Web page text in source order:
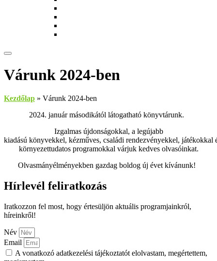
Várunk 2024-ben
Kezdőlap » Várunk 2024-ben
2024. január másodikától látogatható könyvtárunk.
Izgalmas újdonságokkal, a legújabb
kiadású könyvekkel, kézműves, családi rendezvényekkel, játékokkal
környezettudatos programokkal várjuk kedves olvasóinkat.
Olvasmányélményekben gazdag boldog új évet kívánunk!
Hírlevél feliratkozás
Iratkozzon fel most, hogy értesüljön aktuális programjainkról,
híreinkről!
Név
Email
A vonatkozó adatkezelési tájékoztatót elolvastam, megértettem,